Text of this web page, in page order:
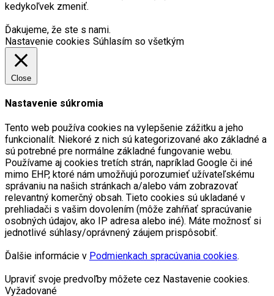
kedykoľvek zmeniť.
Ďakujeme, že ste s nami.
Nastavenie cookies Súhlasím so všetkým
Close
Nastavenie súkromia
Tento web používa cookies na vylepšenie zážitku a jeho
funkcionalít. Niekoré z nich sú kategorizované ako základné a
sú potrebné pre normálne základné fungovanie webu.
Používame aj cookies tretích strán, napríklad Google či iné
mimo EHP, ktoré nám umožňujú porozumieť užívateľskému
správaniu na našich stránkach a/alebo vám zobrazovať
relevantný komerčný obsah. Tieto cookies sú ukladané v
prehliadači s vašim dovolením (môže zahŕňať spracúvanie
osobných údajov, ako IP adresa alebo iné). Máte možnosť si
jednotlivé súhlasy/oprávnený záujem prispôsobiť.
Ďalšie informácie v Podmienkach spracúvania cookies.
Upraviť svoje predvoľby môžete cez Nastavenie cookies.
Vyžadované